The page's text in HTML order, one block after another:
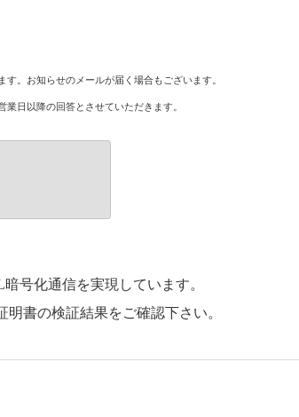
。お知らせのメールが届く場合もございます。
日以降の回答とさせていただきます。
号化通信を実現しています。
書の検証結果をご確認下さい。